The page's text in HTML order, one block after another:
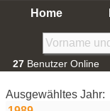
Home
27 Benutzer Online
Ausgewähltes Jahr: